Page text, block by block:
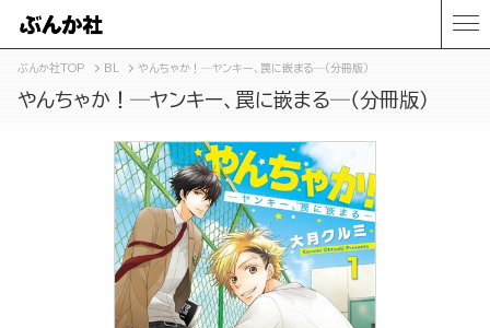
ぶんか社TOP BL やんちゃか！─ヤンキー、罠に嵌まる─（分冊版）
やんちゃか！─ヤンキー、罠に嵌まる─（分冊版）